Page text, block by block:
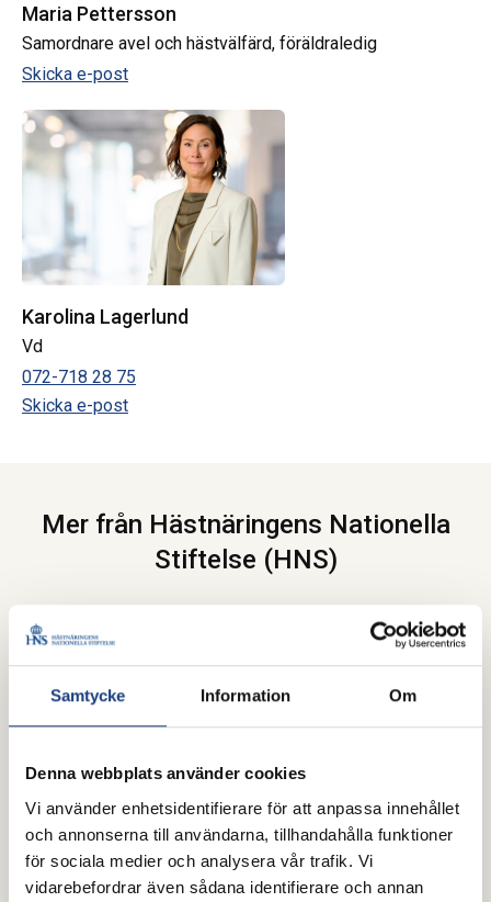
Samtycke Information Om
Denna webbplats använder cookies
Vi använder enhetsidentifierare för att anpassa innehållet
och annonserna till användarna, tillhandahålla funktioner
för sociala medier och analysera vår trafik. Vi
vidarebefordrar även sådana identifierare och annan
Maria Pettersson
Samordnare avel och hästvälfärd, föräldraledig
Skicka e-post
Karolina Lagerlund
Vd
072-718 28 75
Skicka e-post
Mer från Hästnäringens Nationella
Stiftelse (HNS)